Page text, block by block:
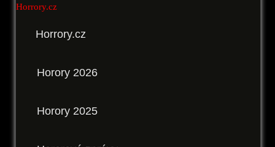
Horrory.cz
Horrory.cz
Horory 2026
Horory 2025